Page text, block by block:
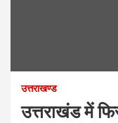
उत्तराखण्ड
उत्तराखंड में